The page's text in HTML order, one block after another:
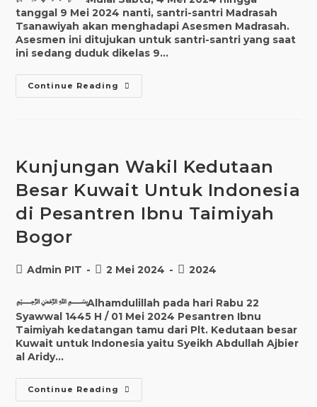
tanggal 9 Mei 2024 nanti, santri-santri Madrasah
Tsanawiyah akan menghadapi Asesmen Madrasah.
Asesmen ini ditujukan untuk santri-santri yang saat
ini sedang duduk dikelas 9…
Continue Reading Asesmen
Madrasah
Kunjungan Wakil Kedutaan
Besar Kuwait Untuk Indonesia
di Pesantren Ibnu Taimiyah
Bogor
PostAdmin PIT
Post2 Mei 2024
Post2024
﷽Alhamdulillah pada hari Rabu 22
Syawwal 1445 H / 01 Mei 2024 Pesantren Ibnu
Taimiyah kedatangan tamu dari Plt. Kedutaan besar
Kuwait untuk Indonesia yaitu Syeikh Abdullah Ajbier
al Aridy…
Continue Reading Kunjungan
Wakil